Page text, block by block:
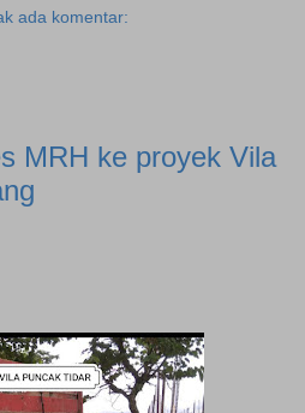
ada komentar:
MRH ke proyek Vila